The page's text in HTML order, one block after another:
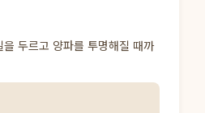
을 두르고 양파를 투명해질 때까